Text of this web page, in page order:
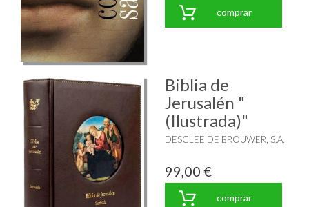
comprar
Biblia de
Jerusalén "
(Ilustrada)"
DESCLEE DE BROUWER, S.A.
99,00 €
comprar